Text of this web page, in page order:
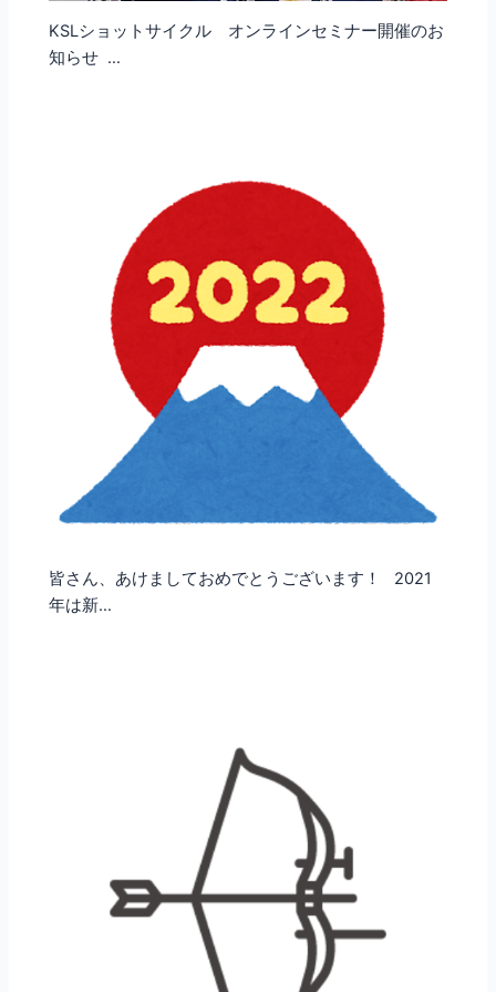
KSLショットサイクル オンラインセミナー開催のお
知らせ …
皆さん、あけましておめでとうございます！ 2021
年は新…